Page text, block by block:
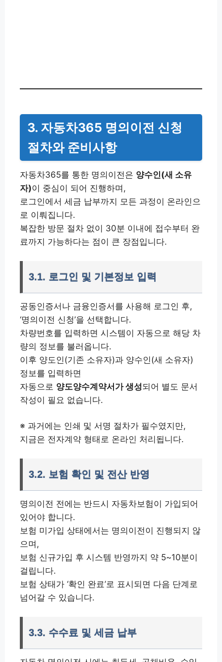
3. 자동차365 명의이전 신청
절차와 준비사항
자동차365를 통한 명의이전은 양수인(새 소유
자)이 중심이 되어 진행하며,
로그인에서 세금 납부까지 모든 과정이 온라인으
로 이뤄집니다.
복잡한 방문 절차 없이 30분 이내에 접수부터 완
료까지 가능하다는 점이 큰 장점입니다.
3.1. 로그인 및 기본정보 입력
공동인증서나 금융인증서를 사용해 로그인 후,
‘명의이전 신청’을 선택합니다.
차량번호를 입력하면 시스템이 자동으로 해당 차
량의 정보를 불러옵니다.
이후 양도인(기존 소유자)과 양수인(새 소유자)
정보를 입력하면
자동으로 양도양수계약서가 생성되어 별도 문서
작성이 필요 없습니다.
※ 과거에는 인쇄 및 서명 절차가 필수였지만,
지금은 전자계약 형태로 온라인 처리됩니다.
3.2. 보험 확인 및 전산 반영
명의이전 전에는 반드시 자동차보험이 가입되어
있어야 합니다.
보험 미가입 상태에서는 명의이전이 진행되지 않
으며,
보험 신규가입 후 시스템 반영까지 약 5~10분이
걸립니다.
보험 상태가 ‘확인 완료’로 표시되면 다음 단계로
넘어갈 수 있습니다.
3.3. 수수료 및 세금 납부